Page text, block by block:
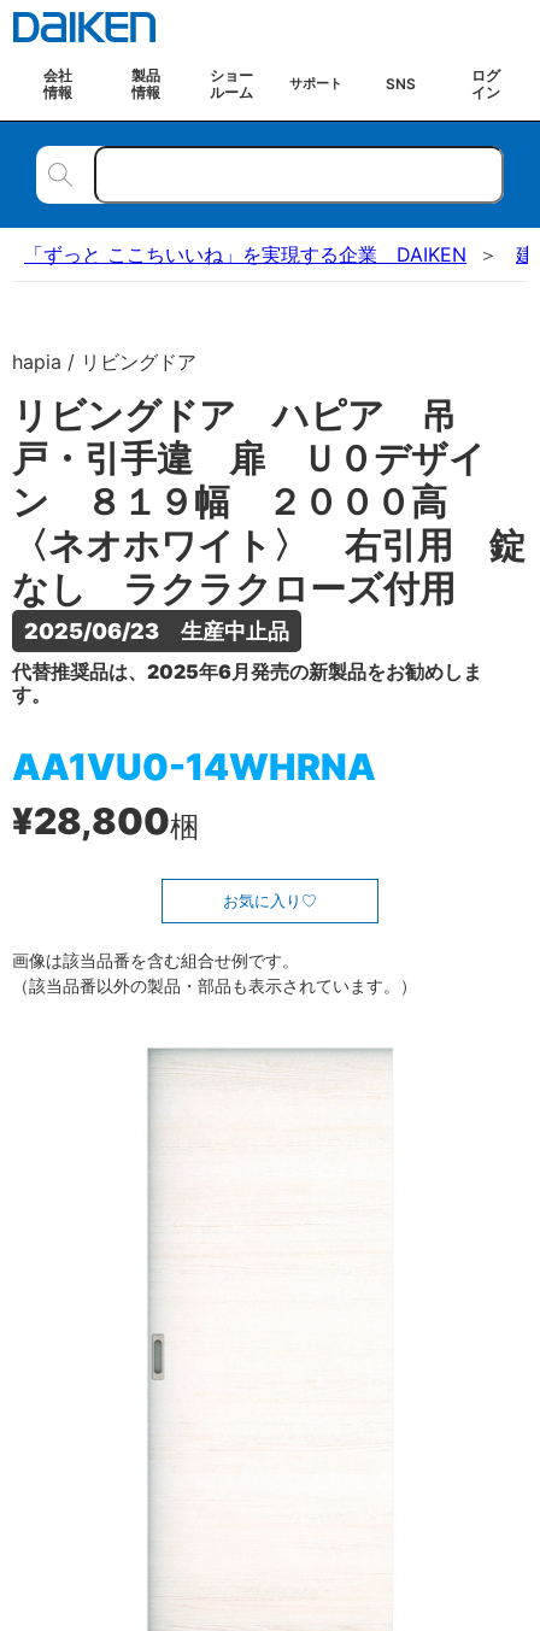
会社
情報
製品
情報
ショー
ルーム
サポート SNS
ログ
イン
「ずっと ここちいいね」を実現する企業 DAIKEN 建
hapia / リビングドア
リビングドア ハピア 吊
戸・引手違 扉 Ｕ０デザイ
ン ８１９幅 ２０００高
〈ネオホワイト〉 右引用 錠
なし ラクラクローズ付用
2025/06/23　生産中止品
代替推奨品は、2025年6月発売の新製品をお勧めしま
す。
AA1VU0-14WHRNA
¥28,800梱
お気に入り
画像は該当品番を含む組合せ例です。
（該当品番以外の製品・部品も表示されています。）